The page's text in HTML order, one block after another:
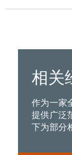
相关
作为一家
提供广泛
下为部分